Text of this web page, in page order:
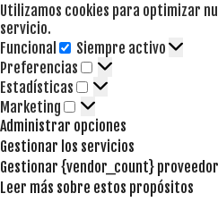
Utilizamos cookies para optimizar
servicio.
Funcional
Funcional
Siempre activo
Preferencias
Preferencias
Estadísticas Estadísticas
Marketing Marketing
Administrar opciones
Gestionar los servicios
Gestionar {vendor_count}
Leer más sobre estos propósitos